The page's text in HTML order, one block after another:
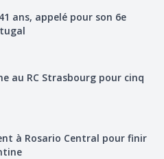
ans, appelé pour son 6e
au RC Strasbourg pour cinq
à Rosario Central pour finir